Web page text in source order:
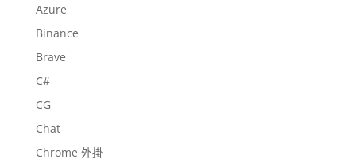
Azure
Binance
Brave
C#
CG
Chat
Chrome 外掛